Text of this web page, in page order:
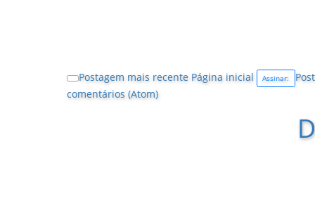
Postagem mais recente Página inicial Assinar:
comentários (Atom)